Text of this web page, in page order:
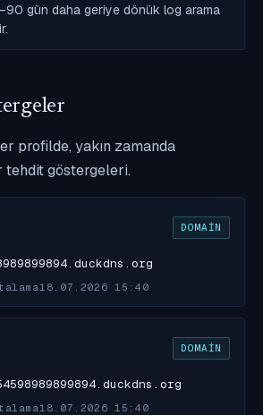
gün daha geriye dönük log arama
profilde, yakın zamanda
tehdit göstergeleri.
DOMAIN
18.07.2026 15:40
DOMAIN
18.07.2026 15:40